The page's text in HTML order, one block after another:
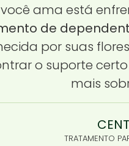
ama está
de
por suas
o suporte
mais
TRATAMENTO